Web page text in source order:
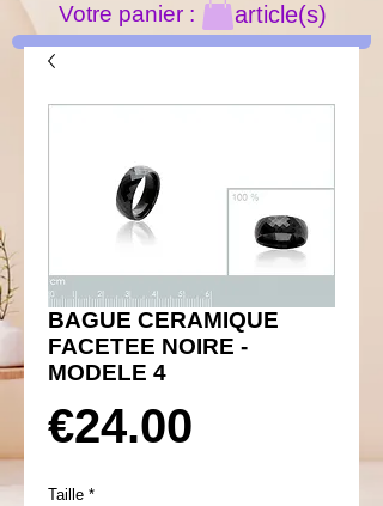
Votre panier : article(s)
BAGUE CERAMIQUE
FACETEE NOIRE -
MODELE 4
€24.00
Taille *